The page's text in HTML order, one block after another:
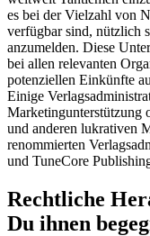
es bei der Vielzahl von
verfügbar sind, nützlich
anzumelden. Diese
bei allen relevanten
potenziellen Einkünfte
Einige
Marketingunterstützung
und anderen lukrativen
renommierten
und TuneCore
Rechtliche
Du ihnen